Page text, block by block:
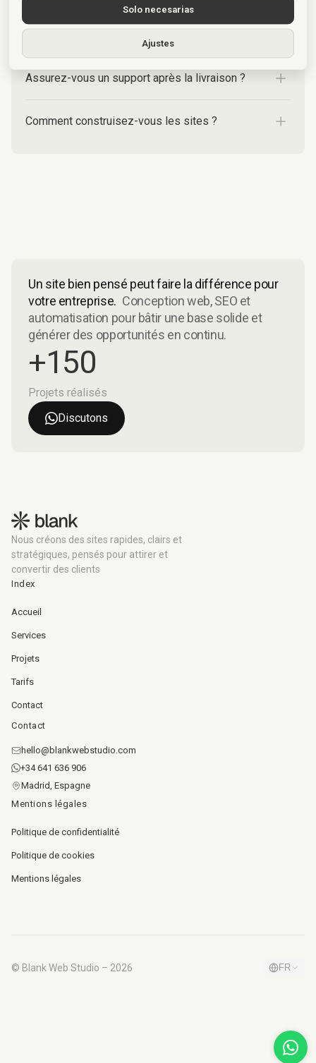
Assurez-vous un support après la livraison ?
Comment construisez-vous les sites ?
Un site bien pensé peut faire la différence pour
votre entreprise. Conception web, SEO et
automatisation pour bâtir une base solide et
générer des opportunités en continu.
+150
Projets réalisés
Discutons
Nous créons des sites rapides, clairs et
stratégiques, pensés pour attirer et
convertir des clients
Index
Accueil
Services
Projets
Tarifs
Contact
Contact
hello@blankwebstudio.com
+34 641 636 906
Madrid, Espagne
Mentions légales
Politique de confidentialité
Politique de cookies
Mentions légales
© Blank Web Studio – 2026 FR
Solo necesarias
Ajustes